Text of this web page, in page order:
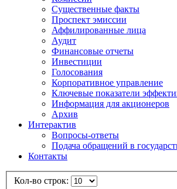
Существенные факты
Проспект эмиссии
Аффилированные лица
Аудит
Финансовые отчеты
Инвестиции
Голосования
Корпоративное управление
Ключевые показатели
Информация для акционеров
Архив
Интерактив
Вопросы-ответы
Подача обращений в
Контакты
Кол-во строк: